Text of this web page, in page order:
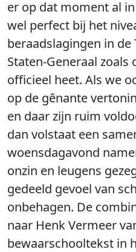
er op dat moment al
wel perfect bij het
beraadslagingen in de
Staten-Generaal
officieel heet. Als we
op de gênante
en daar zijn ruim
dan volstaat een
woensdagavond
onzin en leugens
gedeeld gevoel van
onbehagen. De
naar Henk Vermeer
bewaarschooltekst in